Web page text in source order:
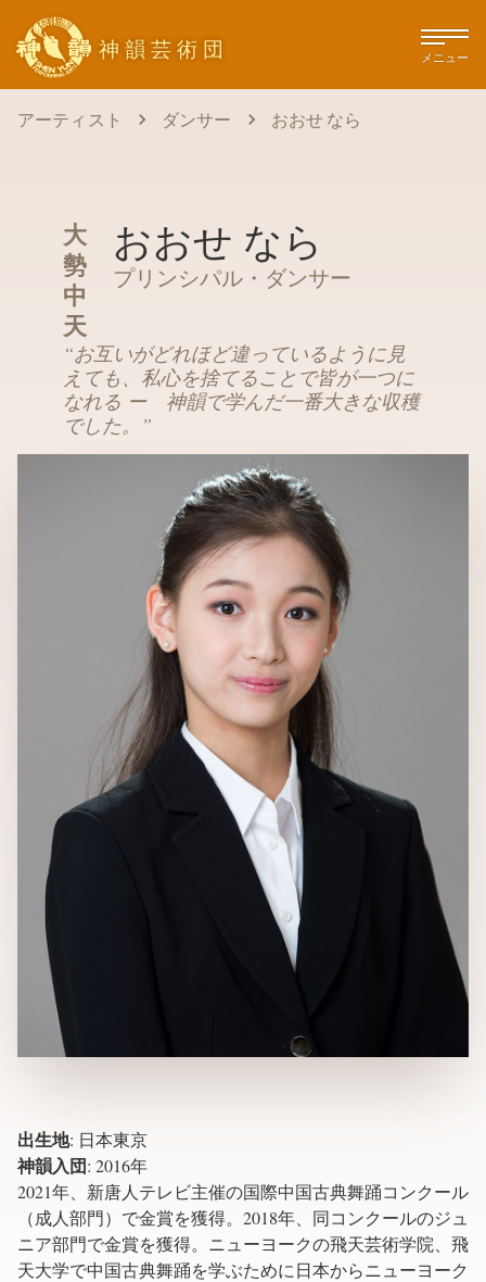
神韻芸術団 メニュー
アーティスト ダンサー おおせ なら
大
勢
中
天
おおせ なら
プリンシパル・ダンサー
“お互いがどれほど違っているように見
えても、私心を捨てることで皆が一つに
なれる ー 神韻で学んだ一番大きな収穫
でした。
”
出生地: 日本東京
神韻入団: 2016年
2021年、新唐人テレビ主催の国際中国古典舞踊コンクール
（成人部門）で金賞を獲得。2018年、同コンクールのジュ
ニア部門で金賞を獲得。ニューヨークの飛天芸術学院、飛
天大学で中国古典舞踊を学ぶために日本からニューヨーク